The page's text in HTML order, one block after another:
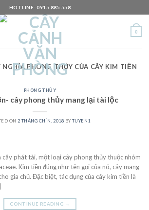
HOTLINE: 0915.885.558
0
NGHĨA PHONG THỦY CỦA CÂY KIM TIỀN
PHONG THỦY
cây phong thủy mang lại tài lộc
ON 2 THÁNG CHÍN, 2018 BY TUYEN1
cây phát tài, một loại cây phong thủy thuộc nhóm
Kim tiền đúng như tên gọi của nó, cây mang
gia chủ. Đặc biệt, tác dụng của cây kim tiền là
CONTINUE READING →